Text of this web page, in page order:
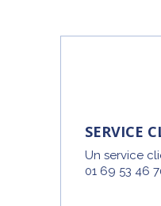
SERVICE
Un service
01 69 53 46